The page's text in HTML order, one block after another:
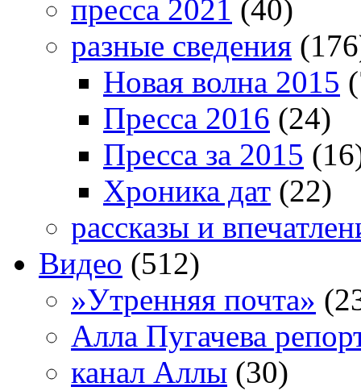
пресса 2021 (40)
разные сведения
Новая волна 2015
Пресса 2016 (24)
Пресса за 2015
Хроника дат (22)
рассказы и
Видео (512)
»Утренняя почта»
Алла Пугачева
канал Аллы (30)